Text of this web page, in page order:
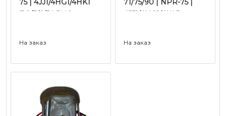
75 | 4JJ1/4HG1/4HK1
Е-2/3/4/5 | JMC
На заказ
71/75/90 | NPR-75 |
4JJ1/4HG1/4HK1
На заказ